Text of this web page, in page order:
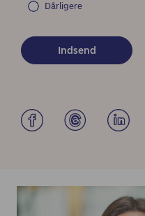
Dårligere